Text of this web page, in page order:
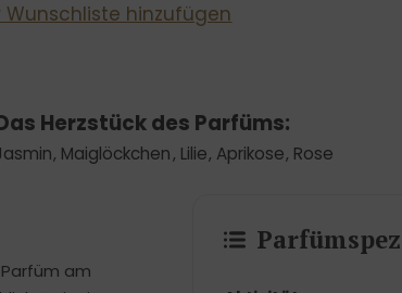
Wunschliste hinzufügen
Herzstück des Parfüms:
, Maiglöckchen, Lilie, Aprikose, Rose
am